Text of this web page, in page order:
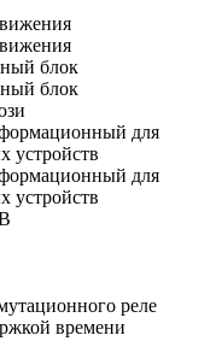
блок
блок
для
устройств
для
устройств
реле
времени